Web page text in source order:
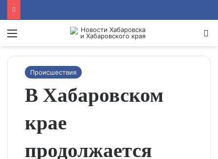
Menu
Происшествия
В Хабаровском
крае
продолжается